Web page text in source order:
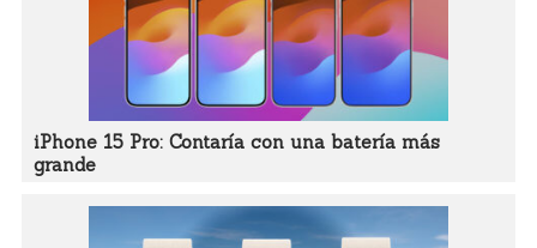
iPhone 15 Pro: Contaría con una batería más
grande